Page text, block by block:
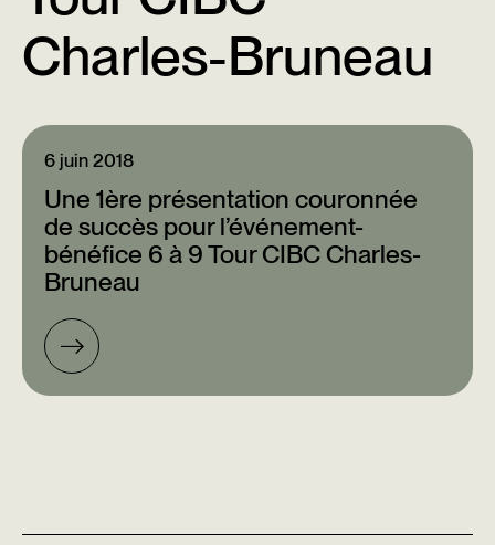
Charles-Bruneau
Une 1ère présentation couronnée
de succès pour l’événement-
bénéfice 6 à 9 Tour CIBC Charles-
Bruneau
6 juin 2018